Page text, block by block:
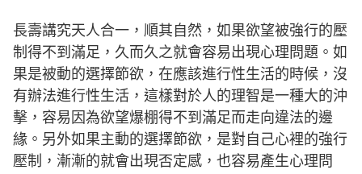
長壽講究天人合一，順其自然，如果欲望被強行的壓
制得不到滿足，久而久之就會容易出現心理問題。如
果是被動的選擇節欲，在應該進行性生活的時候，沒
有辦法進行性生活，這樣對於人的理智是一種大的沖
擊，容易因為欲望爆棚得不到滿足而走向違法的邊
緣。另外如果主動的選擇節欲，是對自己心裡的強行
壓制，漸漸的就會出現否定感，也容易產生心理問